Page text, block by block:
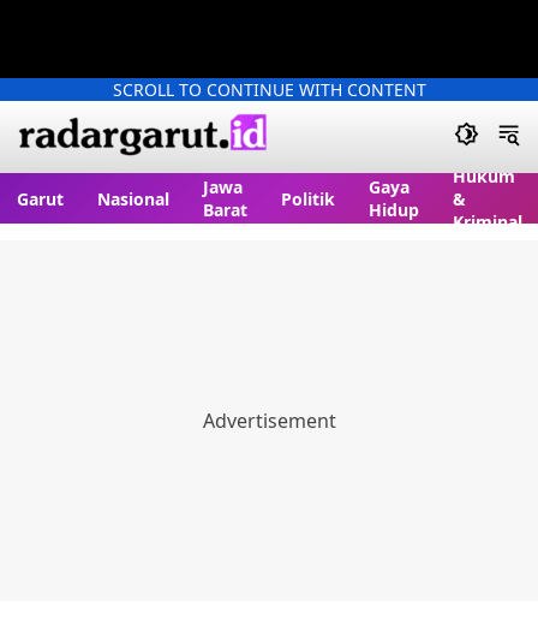
SCROLL TO CONTINUE WITH CONTENT
Garut Nasional
Jawa
Barat
Politik
Gaya
Hidup
Hukum
&
Kriminal